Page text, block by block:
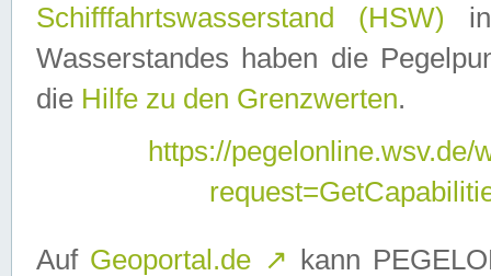
Schifffahrtswasserstand (HSW)
Wasserstandes haben die
die Hilfe zu den Grenzwerten.
https://
Auf Geoportal.de ↗ kann